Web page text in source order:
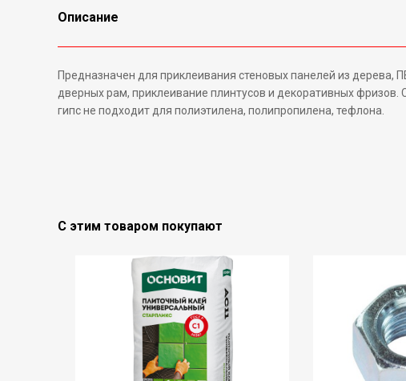
Описание
Предназначен для приклеивания стеновых панелей из дерева,
дверных рам, приклеивание плинтусов и декоративных
гипс не подходит для полиэтилена, полипропилена, тефлона.
С этим товаром покупают